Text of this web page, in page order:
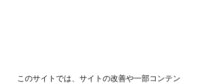
このサイトでは、サイトの改善や一部コンテン